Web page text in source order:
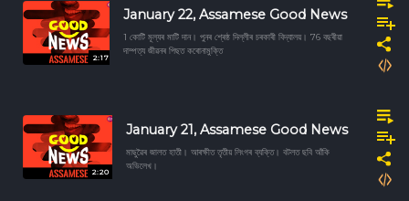
2:17
January 22, Assamese Good News
1 কোটি মূল্যৰ মাটি দান। পুনৰ শ্ৰেষ্ঠ দিল্লীৰ চৰকাৰী বিদ্যালয়। 76 বছৰীয়া
দাম্পত্য জীৱনৰ পিছত কৰোনামুক্তি
2:20
January 21, Assamese Good News
মাছুৱৈৰ জালত হাতী। আৰক্ষীত তৃতীয় লিংগৰ ব্যক্তি। বটলত ছবি আঁকি
অভিলেখ।